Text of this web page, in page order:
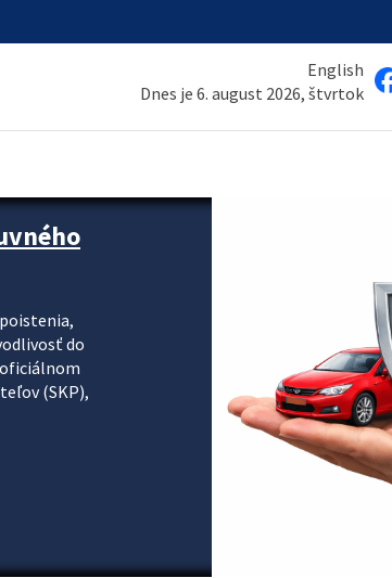
English
Dnes je 6. august 2026, štvrtok
do
(SKP),